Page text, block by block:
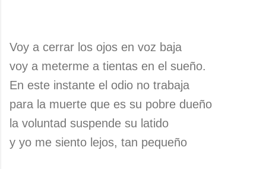
Voy a cerrar los ojos en voz baja
voy a meterme a tientas en el sueño.
En este instante el odio no trabaja
para la muerte que es su pobre dueño
la voluntad suspende su latido
y yo me siento lejos, tan pequeño